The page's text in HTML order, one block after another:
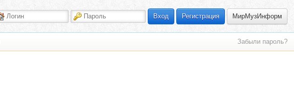
Вход Регистрация МирМузИнформ
Забыли пароль?